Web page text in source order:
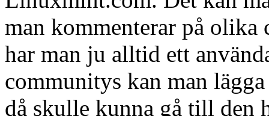
man kommenterar på olika
har man ju alltid ett
communitys kan man
då skulle kunna gå till den